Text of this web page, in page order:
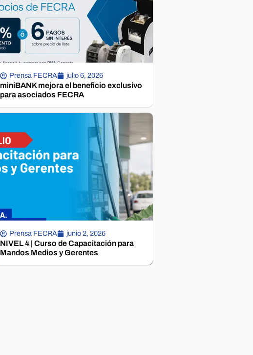
Prensa FECRA julio 6, 2026
miniBANK mejora el beneficio exclusivo
para asociados FECRA
Prensa FECRA junio 2, 2026
NIVEL 4 | Curso de Capacitación para
Mandos Medios y Gerentes